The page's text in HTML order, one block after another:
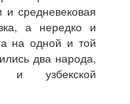
средневековая
а нередко и
на одной и той
два народа,
и узбекской